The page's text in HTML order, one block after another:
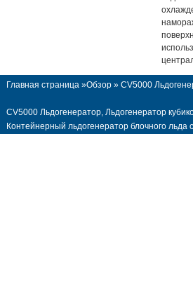
Главная страница »Обзор» CV5000
CV5000 Льдогенератор, Льдогенератор
Контейнерный льдогенератор блочного